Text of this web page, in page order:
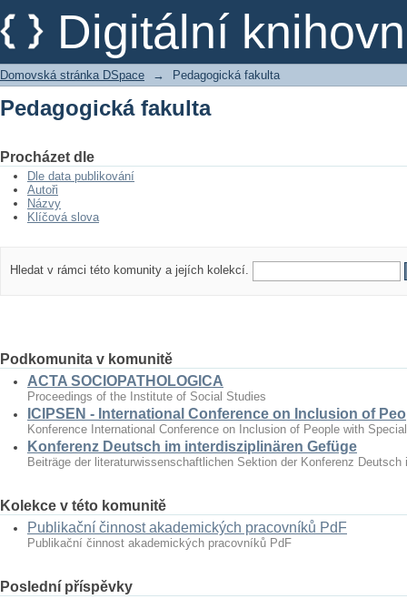
Digitální
Pedagogická fakulta
Domovská stránka DSpace → Pedagogická fakulta
Pedagogická fakulta
Procházet dle
Dle data publikování
Autoři
Názvy
Klíčová slova
Hledat v rámci této komunity a jejích kolekcí.
Podkomunita v komunitě
ACTA SOCIOPATHOLOGICA
Proceedings of the Institute of Social Studies
ICIPSEN - International Conference on Inclusion of
Konference International Conference on Inclusion of People with
Konferenz Deutsch im interdisziplinären Gefüge
Beiträge der literaturwissenschaftlichen Sektion der Konferenz
Kolekce v této komunitě
Publikační činnost akademických pracovníků PdF
Publikační činnost akademických pracovníků PdF
Poslední příspěvky